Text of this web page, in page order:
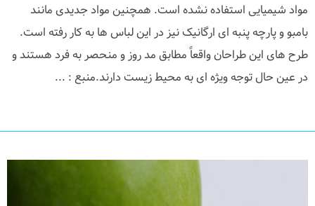
مواد شیمیایی استفاده نشده است. همچنین مواد جدیدی مانند
بامبو و پارچه پنبه ای ارگانیک نیز در این لباس ها به کار رفته است.
طرح های این طراحان واقعاً مطابق مد روز و منحصر به فرد هستند و
در عین حال توجه ویژه ای به محیط زیست دارند.منبع : ...